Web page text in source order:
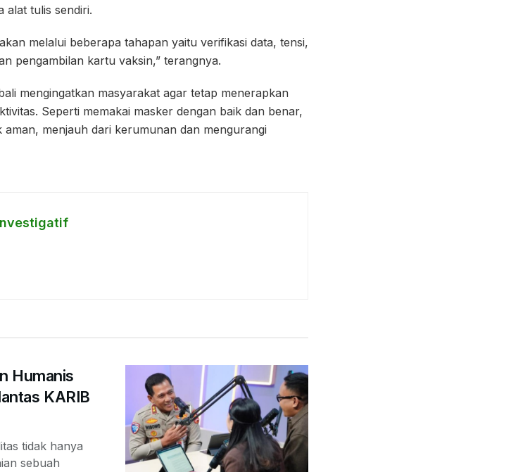
alat tulis sendiri.
melalui beberapa tahapan yaitu verifikasi data, tensi,
pengambilan kartu vaksin,” terangnya.
mengingatkan masyarakat agar tetap menerapkan
Seperti memakai masker dengan baik dan benar,
menjauh dari kerumunan dan mengurangi
Humanis
KARIB
tidak hanya
sebuah